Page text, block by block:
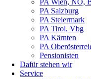
PA Wien, NÖ,
PA Salzburg
PA Steiermark
PA Tirol, Vbg
PA Kärnten
PA
Pensionisten
Dafür stehen wir
Service